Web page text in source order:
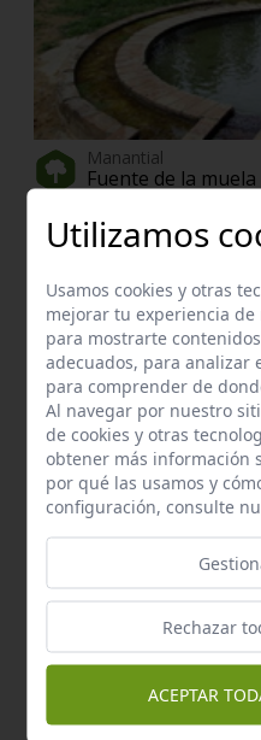
Manantial
Fuente de la muela
El Viso del Alcor
Pilar moscoso
El Viso del Alcor
Utilizamos
Usamos cookies y otras
mejorar tu experiencia
para mostrarte
adecuados, para analizar
para comprender de
Al navegar por nuestro
de cookies y otras
obtener más información
por qué las usamos y
configuración, consulte
Rechazar
ACEPTAR